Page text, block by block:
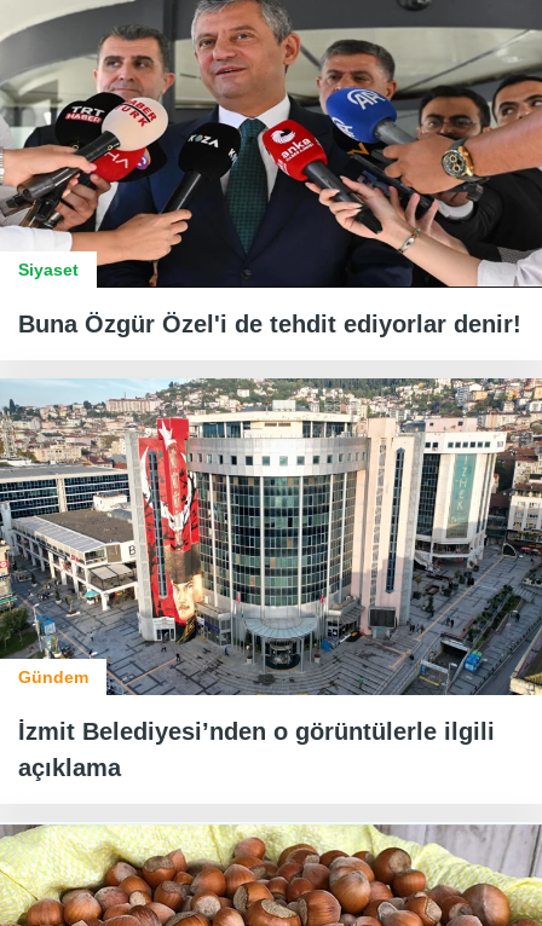
Siyaset
Buna Özgür Özel'i de tehdit ediyorlar denir!
Gündem
İzmit Belediyesi’nden o görüntülerle ilgili
açıklama